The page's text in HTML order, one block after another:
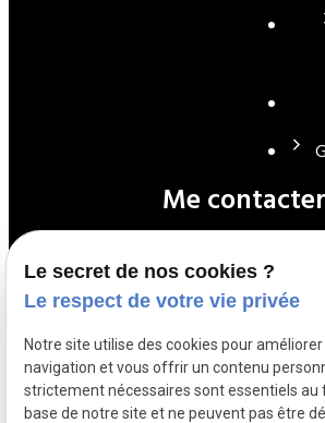
Me contacter
01 39 72 22 90
contact@cle-
Le secret de nos cookies ?
Le respect de votre vie privée
Notre site utilise des cookies pour
navigation et vous offrir un contenu
strictement nécessaires sont essentiels
base de notre site et ne peuvent pas être